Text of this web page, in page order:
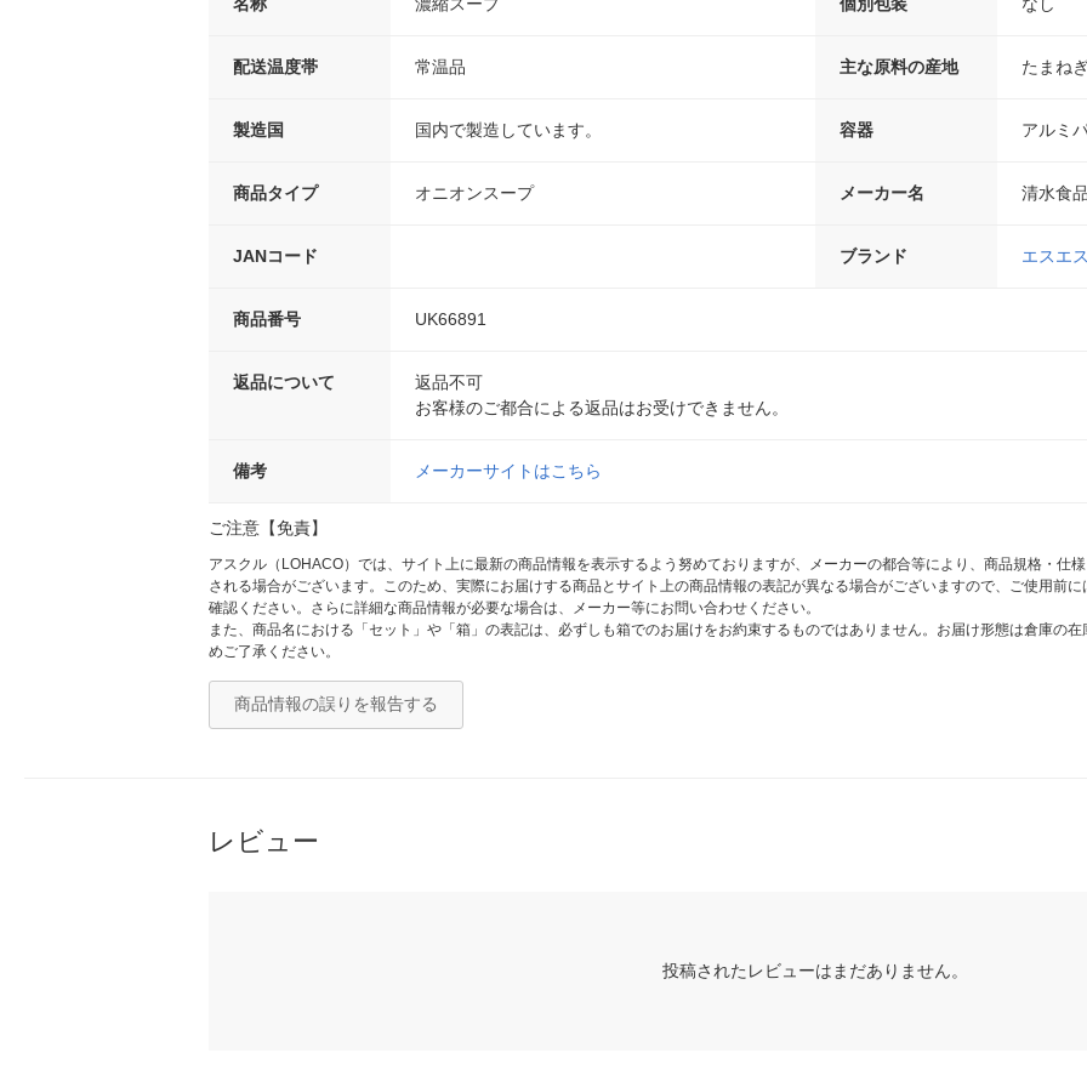
配送温度帯 常温品 主な原料の産地 たまね
製造国 国内で製造しています。 容器 アルミ
商品タイプ オニオンスープ メーカー名 清水食品
JANコード ブランド エスエ
商品番号 UK66891
返品について
返品不可
お客様のご都合による返品はお受けできません。
備考 メーカーサイトはこちら
ご注意【免責】
アスクル（LOHACO）では、サイト上に最新の商品情報を表示するよう努めておりますが、メーカーの都合等により、商品規格・仕
される場合がございます。このため、実際にお届けする商品とサイト上の商品情報の表記が異なる場合がございますので、ご使用前
確認ください。さらに詳細な商品情報が必要な場合は、メーカー等にお問い合わせください。
また、商品名における「セット」や「箱」の表記は、必ずしも箱でのお届けをお約束するものではありません。お届け形態は倉庫の
めご了承ください。
商品情報の誤りを報告する
レビュー
投稿されたレビューはまだありません。